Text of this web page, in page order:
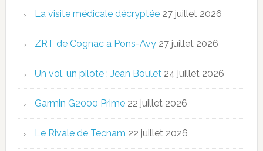
La visite médicale décryptée 27 juillet 2026
ZRT de Cognac à Pons-Avy 27 juillet 2026
Un vol, un pilote : Jean Boulet 24 juillet 2026
Garmin G2000 Prime 22 juillet 2026
Le Rivale de Tecnam 22 juillet 2026